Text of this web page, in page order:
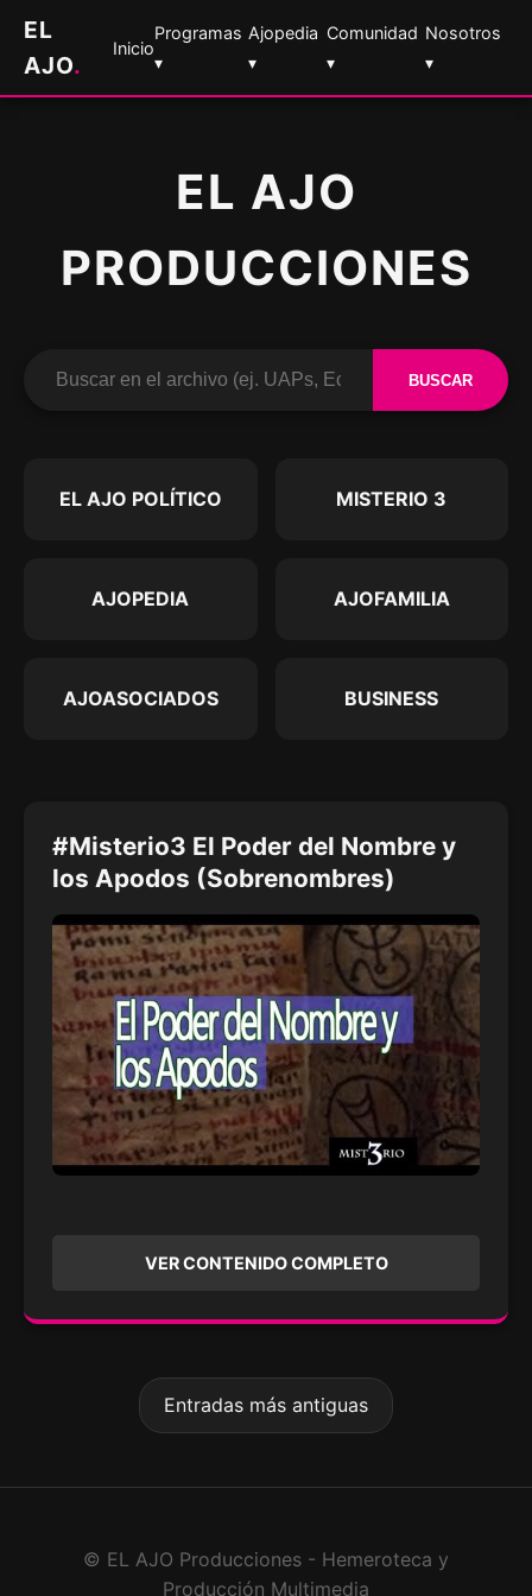
EL
AJO.
Inicio
Programas
▾
Ajopedia
▾
Comunidad
▾
Nosotros
▾
EL AJO
PRODUCCIONES
BUSCAR
EL AJO POLÍTICO MISTERIO 3
AJOPEDIA AJOFAMILIA
AJOASOCIADOS BUSINESS
#Misterio3 El Poder del Nombre y
los Apodos (Sobrenombres)
VER CONTENIDO COMPLETO
Entradas más antiguas
© EL AJO Producciones - Hemeroteca y
Producción Multimedia